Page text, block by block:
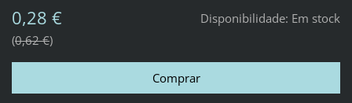
Disponibilidade: Em stock
0,28 €
0,62 €